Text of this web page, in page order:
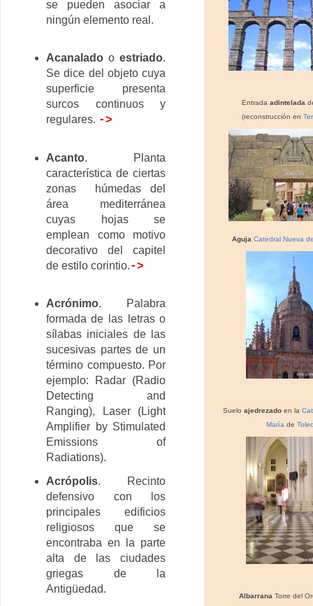
se pueden asociar a
ningún elemento real.
Acanalado o estriado.
Se dice del objeto cuya
superficie presenta
surcos continuos y
regulares. ->
Acanto. Planta
característica de ciertas
zonas húmedas del
área mediterránea
cuyas hojas se
emplean como motivo
decorativo del capitel
de estilo corintio.->
Acrónimo. Palabra
formada de las letras o
sílabas iniciales de las
sucesivas partes de un
término compuesto. Por
ejemplo: Radar (Radio
Detecting and
Ranging), Laser (Light
Amplifier by Stimulated
Emissions of
Radiations).
Acrópolis. Recinto
defensivo con los
principales edificios
religiosos que se
encontraba en la parte
alta de las ciudades
griegas de la
Antigüedad.
Entrada adintelada
(reconstrucción en
Aguja Catedral Nueva
Suelo ajedrezado en la
María de
Albarrana Torre del